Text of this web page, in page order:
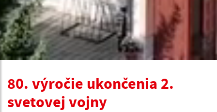
80. výročie ukončenia 2.
svetovej vojny